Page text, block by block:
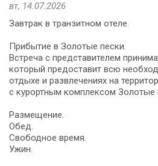
вт, 14.07.2026
Завтрак в транзитном отеле.
Прибытие в Золотые пески.
Встреча с представителем
который предоставит всю
отдыхе и развлечениях на
с курортным комплексом Золотые
Размещение.
Обед.
Свободное время.
Ужин.